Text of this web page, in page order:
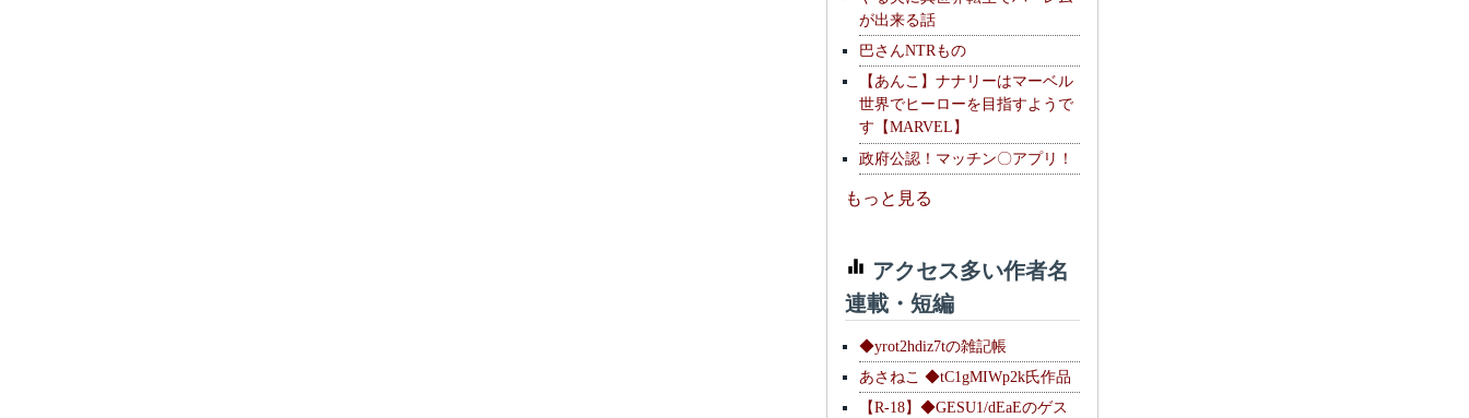
が出来る話
巴さんNTRもの
【あんこ】ナナリーはマーベル
世界でヒーローを目指すようで
す【MARVEL】
政府公認！マッチン〇アプリ！
もっと見る
アクセス多い作者名
連載・短編
◆yrot2hdiz7tの雑記帳
あさねこ ◆tC1gMIWp2k氏作品
【R-18】◆GESU1/dEaEのゲス